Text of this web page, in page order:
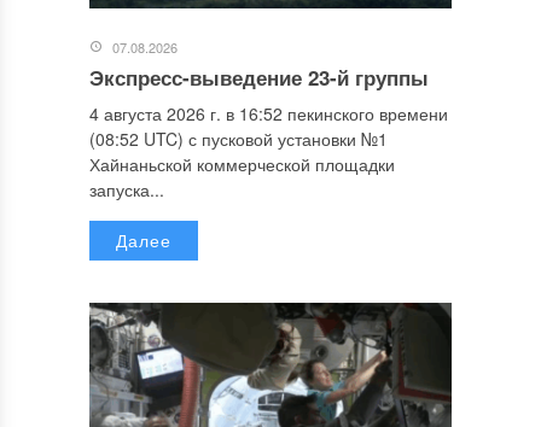
07.08.2026
Экспресс-выведение 23-й группы
4 августа 2026 г. в 16:52 пекинского времени
(08:52 UTC) с пусковой установки №1
Хайнаньской коммерческой площадки
запуска...
Далее